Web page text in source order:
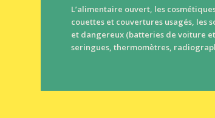
L’alimentaire ouvert, les
couettes et couvertures usagés, les
et dangereux (batteries de voiture
seringues, thermomètres,